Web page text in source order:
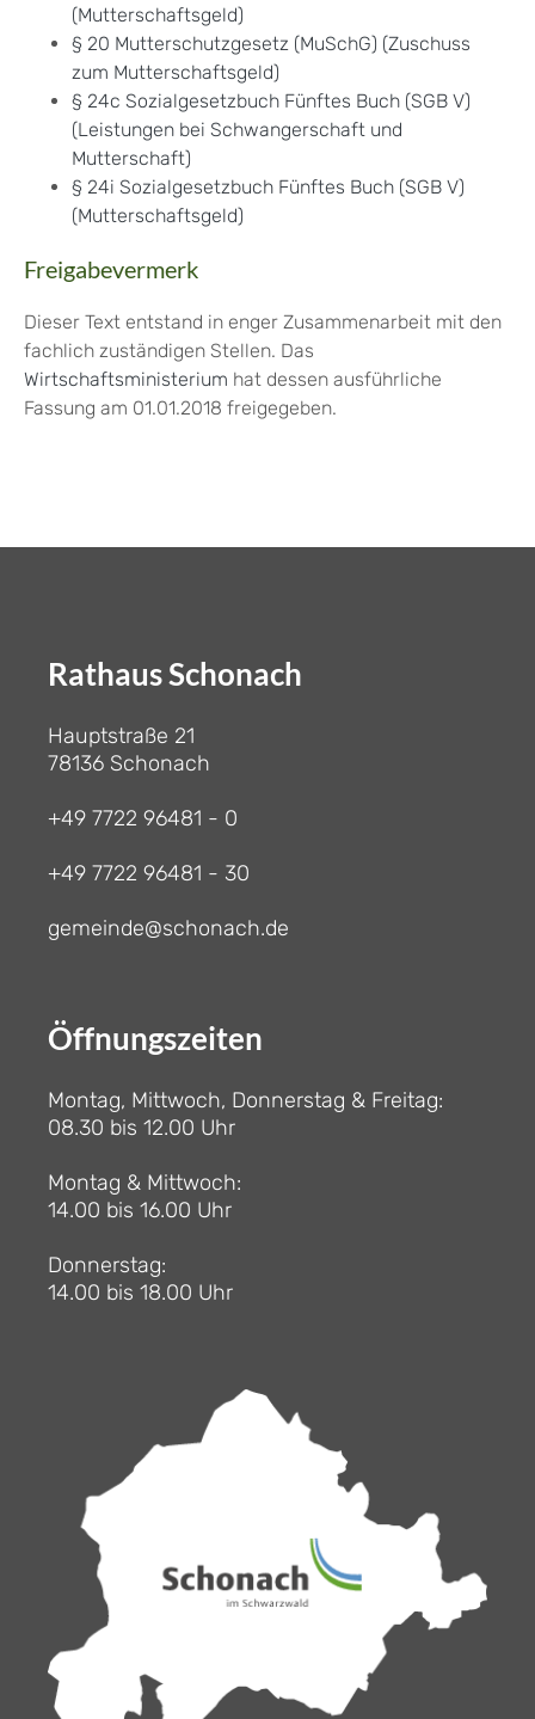
(Mutterschaftsgeld)
§ 20 Mutterschutzgesetz (MuSchG) (Zuschuss
zum Mutterschaftsgeld)
§ 24c Sozialgesetzbuch Fünftes Buch (SGB V)
(Leistungen bei Schwangerschaft und
Mutterschaft)
§ 24i Sozialgesetzbuch Fünftes Buch (SGB V)
(Mutterschaftsgeld)
Freigabevermerk
Dieser Text entstand in enger Zusammenarbeit mit den
fachlich zuständigen Stellen. Das
Wirtschaftsministerium hat dessen ausführliche
Fassung am 01.01.2018 freigegeben.
Rathaus Schonach
Hauptstraße 21
78136 Schonach
+49 7722 96481 - 0
+49 7722 96481 - 30
gemeinde@schonach.de
Öffnungszeiten
Montag, Mittwoch, Donnerstag & Freitag:
08.30 bis 12.00 Uhr
Montag & Mittwoch:
14.00 bis 16.00 Uhr
Donnerstag:
14.00 bis 18.00 Uhr